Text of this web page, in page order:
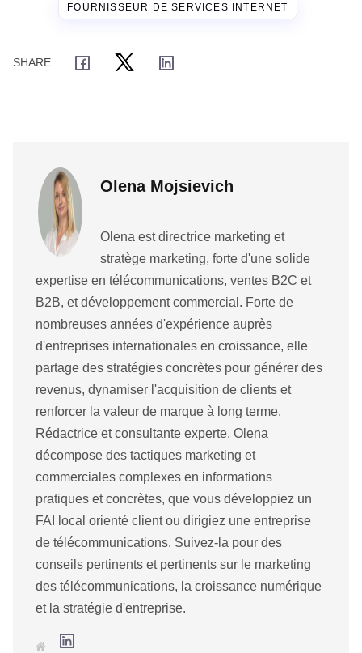
FOURNISSEUR DE SERVICES INTERNET
Olena Mojsievich
Olena est directrice marketing et
stratège marketing, forte d'une solide
expertise en télécommunications, ventes B2C et
B2B, et développement commercial. Forte de
nombreuses années d'expérience auprès
d'entreprises internationales en croissance, elle
partage des stratégies concrètes pour générer des
revenus, dynamiser l'acquisition de clients et
renforcer la valeur de marque à long terme.
Rédactrice et consultante experte, Olena
décompose des tactiques marketing et
commerciales complexes en informations
pratiques et concrètes, que vous développiez un
FAI local orienté client ou dirigiez une entreprise
de télécommunications. Suivez-la pour des
conseils pertinents et pertinents sur le marketing
des télécommunications, la croissance numérique
et la stratégie d'entreprise.